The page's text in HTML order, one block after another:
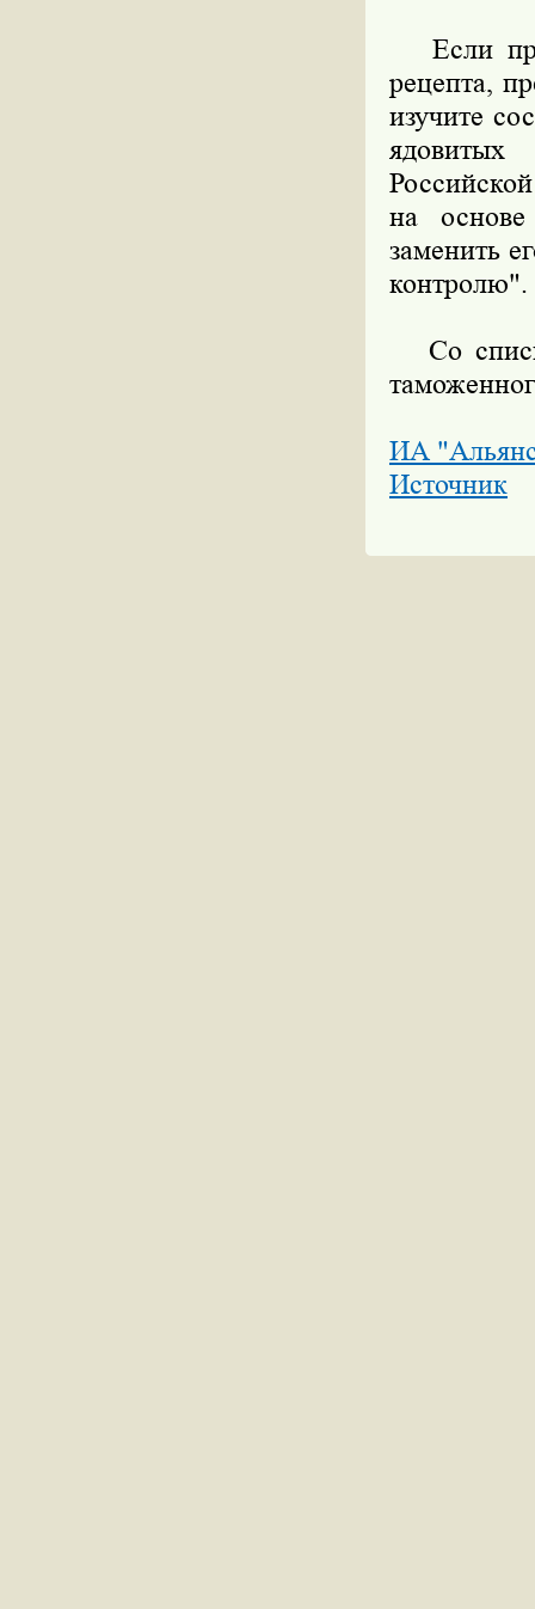
Если
рецепта,
изучите
на
заменить
контролю".
Со
ИА
Источник